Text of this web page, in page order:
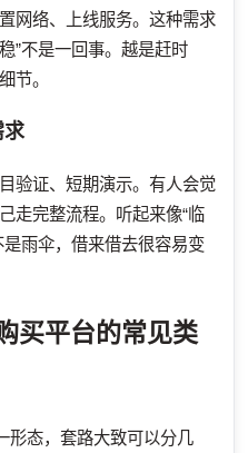
网络、上线服务。这种需求
”不是一回事。越是赶时
节。
求
验证、短期演示。有人会觉
走完整流程。听起来像“临
雨伞，借来借去很容易变
买平台的常见类
形态，套路大致可以分几